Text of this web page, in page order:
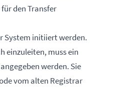
den Transfer
System initiiert werden.
einzuleiten, muss ein
werden. Sie
vom alten Registrar